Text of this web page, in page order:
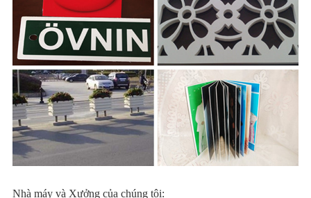
Nhà máy và Xưởng của chúng tôi: